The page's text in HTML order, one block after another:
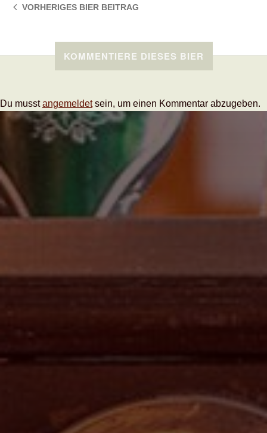
VORHERIGES BIER BEITRAG
KOMMENTIERE DIESES BIER
Du musstangemeldetsein, um einen Kommentar abzugeben.